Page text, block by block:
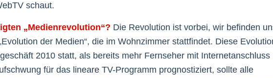
schaut.
„Medienrevolution“? Die Revolution ist vorbei, wir befinden
der Medien“, die im Wohnzimmer stattfindet. Diese
2010 statt, als bereits mehr Fernseher mit Internetanschluss
für das lineare TV-Programm prognostiziert, sollte alle